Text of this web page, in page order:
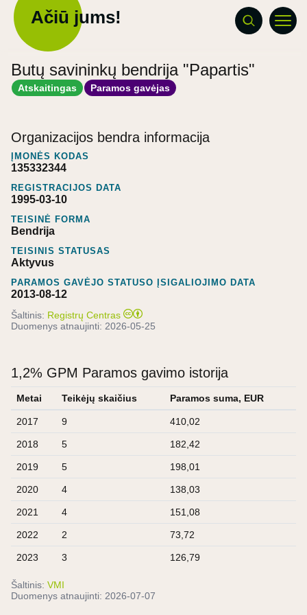
Ačiū jums!
Butų savininkų bendrija "Papartis"
Atskaitingas Paramos gavėjas
Organizacijos bendra informacija
ĮMONĖS KODAS
135332344
REGISTRACIJOS DATA
1995-03-10
TEISINĖ FORMA
Bendrija
TEISINIS STATUSAS
Aktyvus
PARAMOS GAVĖJO STATUSO ĮSIGALIOJIMO DATA
2013-08-12
Šaltinis: Registrų Centras
Duomenys atnaujinti: 2026-05-25
1,2% GPM Paramos gavimo istorija
Metai Teikėjų skaičius Paramos suma, EUR
2017 9 410,02
2018 5 182,42
2019 5 198,01
2020 4 138,03
2021 4 151,08
2022 2 73,72
2023 3 126,79
Šaltinis: VMI
Duomenys atnaujinti: 2026-07-07